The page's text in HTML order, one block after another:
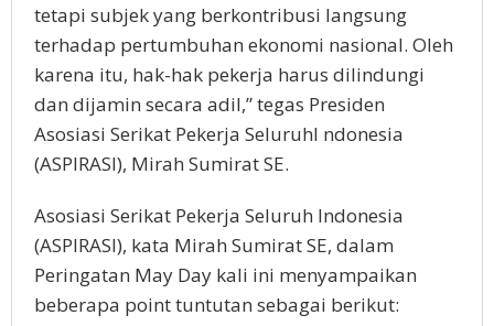
tetapi subjek yang berkontribusi langsung
terhadap pertumbuhan ekonomi nasional. Oleh
karena itu, hak-hak pekerja harus dilindungi
dan dijamin secara adil,” tegas Presiden
Asosiasi Serikat Pekerja SeluruhI ndonesia
(ASPIRASI), Mirah Sumirat SE.
Asosiasi Serikat Pekerja Seluruh Indonesia
(ASPIRASI), kata Mirah Sumirat SE, dalam
Peringatan May Day kali ini menyampaikan
beberapa point tuntutan sebagai berikut: